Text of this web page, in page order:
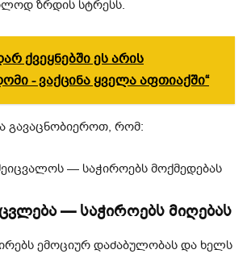
ზრდის სტრესს.
ქვეყნებში ეს არის
- ვაქცინა ყველა აფთიაქში“
გავაცნობიეროთ, რომ:
— საჭიროებს მოქმედებას
— საჭიროებს მიღებას
ემოციურ დაძაბულობას და ხელს